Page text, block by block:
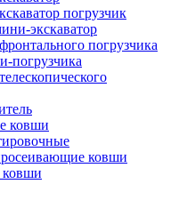
погрузчик
экскаватор
погрузчика
погрузчика
ковши
ковши